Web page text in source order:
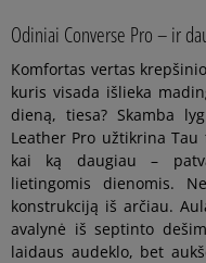
Odiniai Converse Pro – ir
Komfortas vertas
kuris visada išlieka
dieną, tiesa? Skamba
Leather Pro užtikrina
kai ką daugiau –
lietingomis dienomis.
konstrukciją iš arčiau.
avalynė iš septinto
laidaus audeklo, bet